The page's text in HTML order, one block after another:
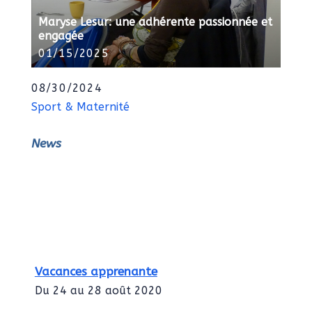
Maryse Lesur: une adhérente passionnée et
engagée
01/15/2025
08/30/2024
Sport & Maternité
News
Vacances apprenante
Du 24 au 28 août 2020